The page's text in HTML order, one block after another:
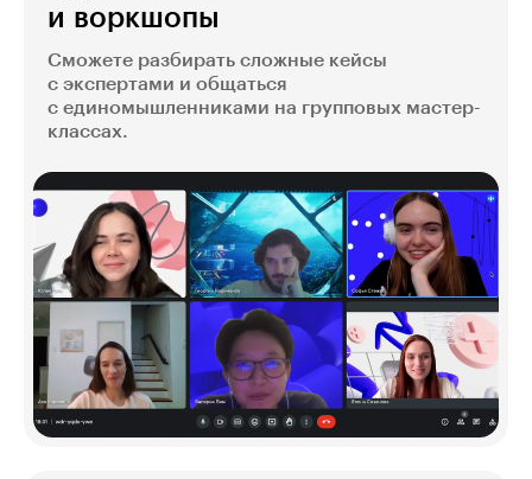
и воркшопы
Сможете разбирать сложные кейсы
с экспертами и общаться
с единомышленниками на групповых мастер-
классах.